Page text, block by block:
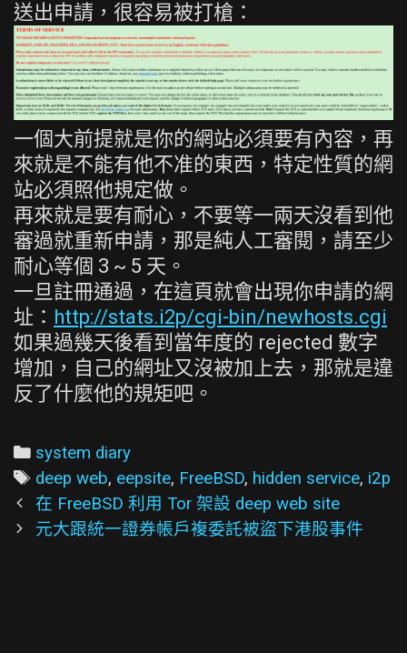
送出申請，很容易被打槍：
一個大前提就是你的網站必須要有內容，再
來就是不能有他不准的東西，特定性質的網
站必須照他規定做。
再來就是要有耐心，不要等一兩天沒看到他
審過就重新申請，那是純人工審閱，請至少
耐心等個 3 ~ 5 天。
一旦註冊通過，在這頁就會出現你申請的網
址： http://stats.i2p/cgi-bin/newhosts.cgi
如果過幾天後看到當年度的 rejected 數字
增加，自己的網址又沒被加上去，那就是違
反了什麼他的規矩吧。
Categories
system diary
Tags
deep web, eepsite, FreeBSD, hidden service, i2p
Post
navigation
在 FreeBSD 利用 Tor 架設 deep web site
元大跟統一證券帳戶複委託被盜下港股事件